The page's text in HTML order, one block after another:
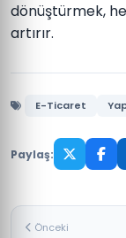
dönüştürmek,
artırır.
E-Ticaret
Paylaş:
Önceki